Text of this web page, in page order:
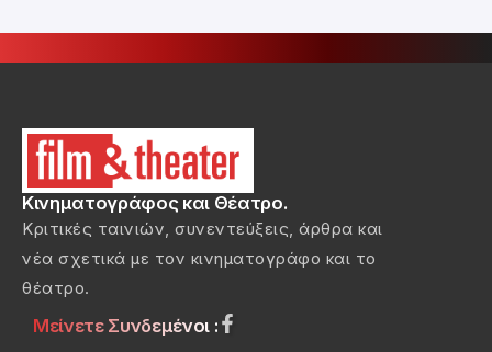
Κινηματογράφος και Θέατρο.
Κριτικές ταινιών, συνεντεύξεις, άρθρα και
νέα σχετικά με τον κινηματογράφο και το
θέατρο.
Μείνετε Συνδεμένοι :